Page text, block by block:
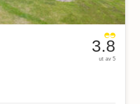
3.8
ut av 5